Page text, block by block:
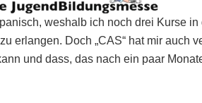
weshalb ich noch drei Kurse
erlangen. Doch „CAS“ hat mir auch
und dass, das nach ein paar